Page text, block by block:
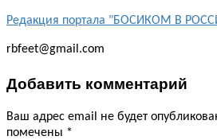
Редакция портала "БОСИКОМ В
rbfeet@gmail.com
Добавить комментарий
Ваш адрес email не будет
помечены *